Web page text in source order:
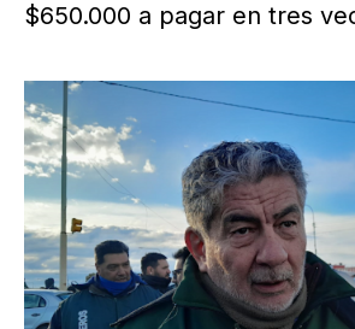
$650.000 a pagar en tres